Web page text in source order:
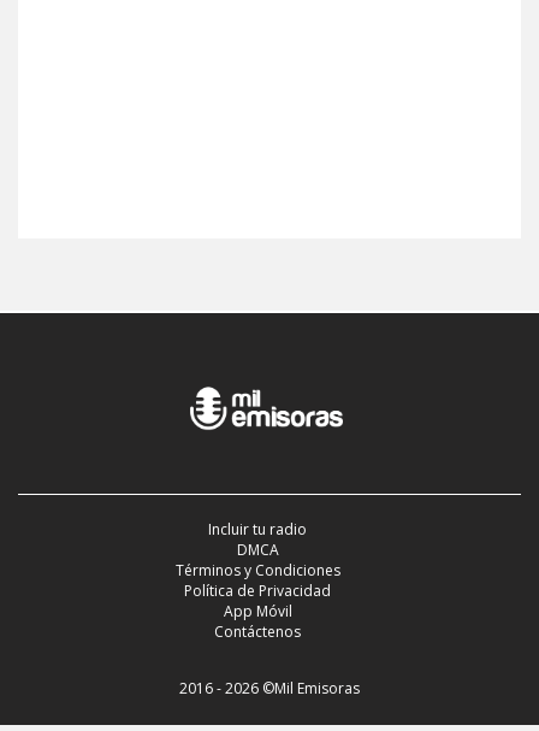
Incluir tu radio
DMCA
Términos y Condiciones
Política de Privacidad
App Móvil
Contáctenos
2016 - 2026 ©Mil Emisoras